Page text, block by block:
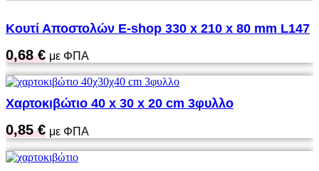
Κουτί Αποστολών Ε-shop 330 x 210 x 80 mm L147
0,68€ με ΦΠΑ
Χαρτοκιβώτιο 40 x 30 x 20 cm 3φυλλο
0,85€ με ΦΠΑ